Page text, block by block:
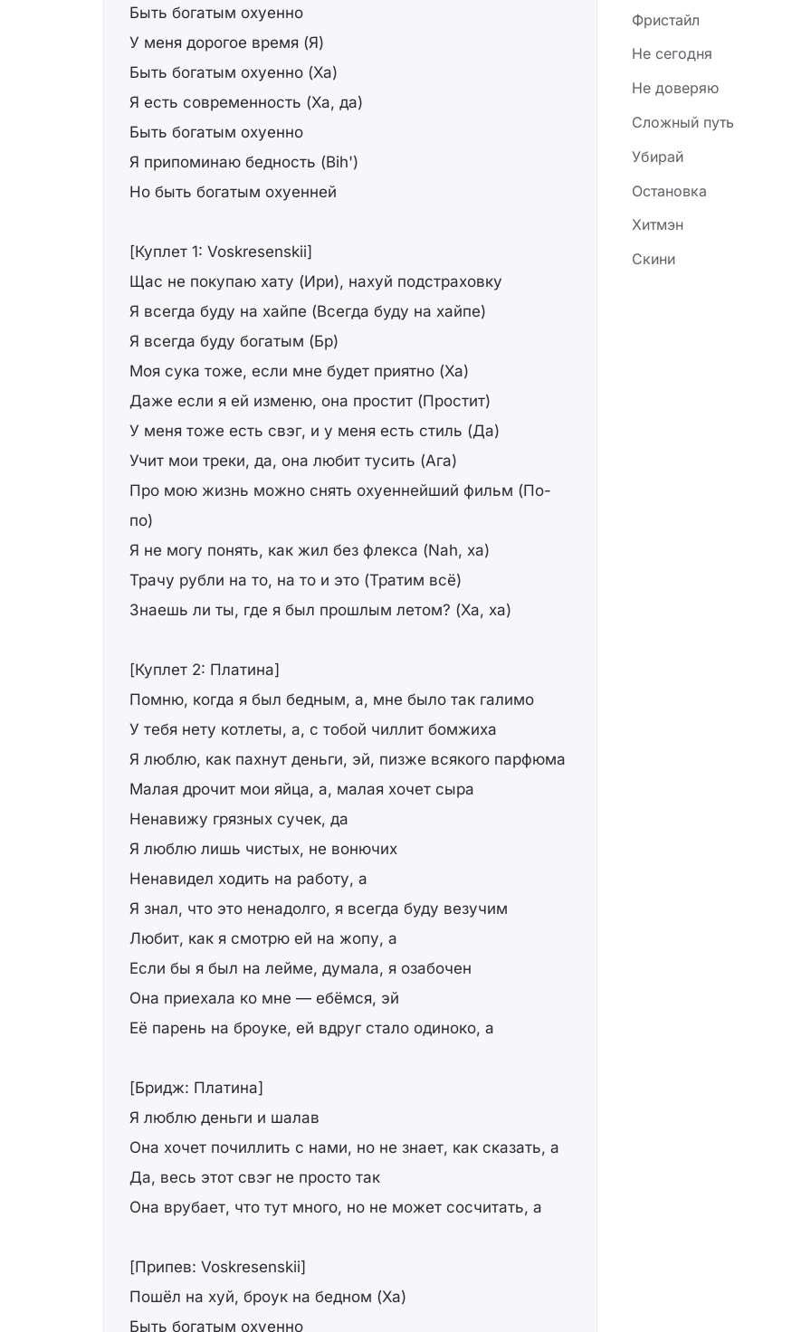
Быть богатым охуенно
У меня дорогое время (Я)
Быть богатым охуенно (Ха)
Я есть современность (Ха, да)
Быть богатым охуенно
Я припоминаю бедность (Bih')
Но быть богатым охуенней
[Куплет 1: Voskresenskii]
Щас не покупаю хату (Ири), нахуй подстраховку
Я всегда буду на хайпе (Всегда буду на хайпе)
Я всегда буду богатым (Бр)
Моя сука тоже, если мне будет приятно (Ха)
Даже если я ей изменю, она простит (Простит)
У меня тоже есть свэг, и у меня есть стиль (Да)
Учит мои треки, да, она любит тусить (Ага)
Про мою жизнь можно снять охуеннейший фильм (По-
по)
Я не могу понять, как жил без флекса (Nah, ха)
Трачу рубли на то, на то и это (Тратим всё)
Знаешь ли ты, где я был прошлым летом? (Ха, ха)
[Куплет 2: Платина]
Помню, когда я был бедным, а, мне было так галимо
У тебя нету котлеты, а, с тобой чиллит бомжиха
Я люблю, как пахнут деньги, эй, пизже всякого парфюма
Малая дрочит мои яйца, а, малая хочет сыра
Ненавижу грязных сучек, да
Я люблю лишь чистых, не вонючих
Ненавидел ходить на работу, а
Я знал, что это ненадолго, я всегда буду везучим
Любит, как я смотрю ей на жопу, а
Если бы я был на лейме, думала, я озабочен
Она приехала ко мне — ебёмся, эй
Её парень на броуке, ей вдруг стало одиноко, а
[Бридж: Платина]
Я люблю деньги и шалав
Она хочет почиллить с нами, но не знает, как сказать, а
Да, весь этот свэг не просто так
Она врубает, что тут много, но не может сосчитать, а
[Припев: Voskresenskii]
Пошёл на хуй, броук на бедном (Ха)
Быть богатым охуенно
Фристайл
Не сегодня
Не доверяю
Сложный путь
Убирай
Остановка
Хитмэн
Скини